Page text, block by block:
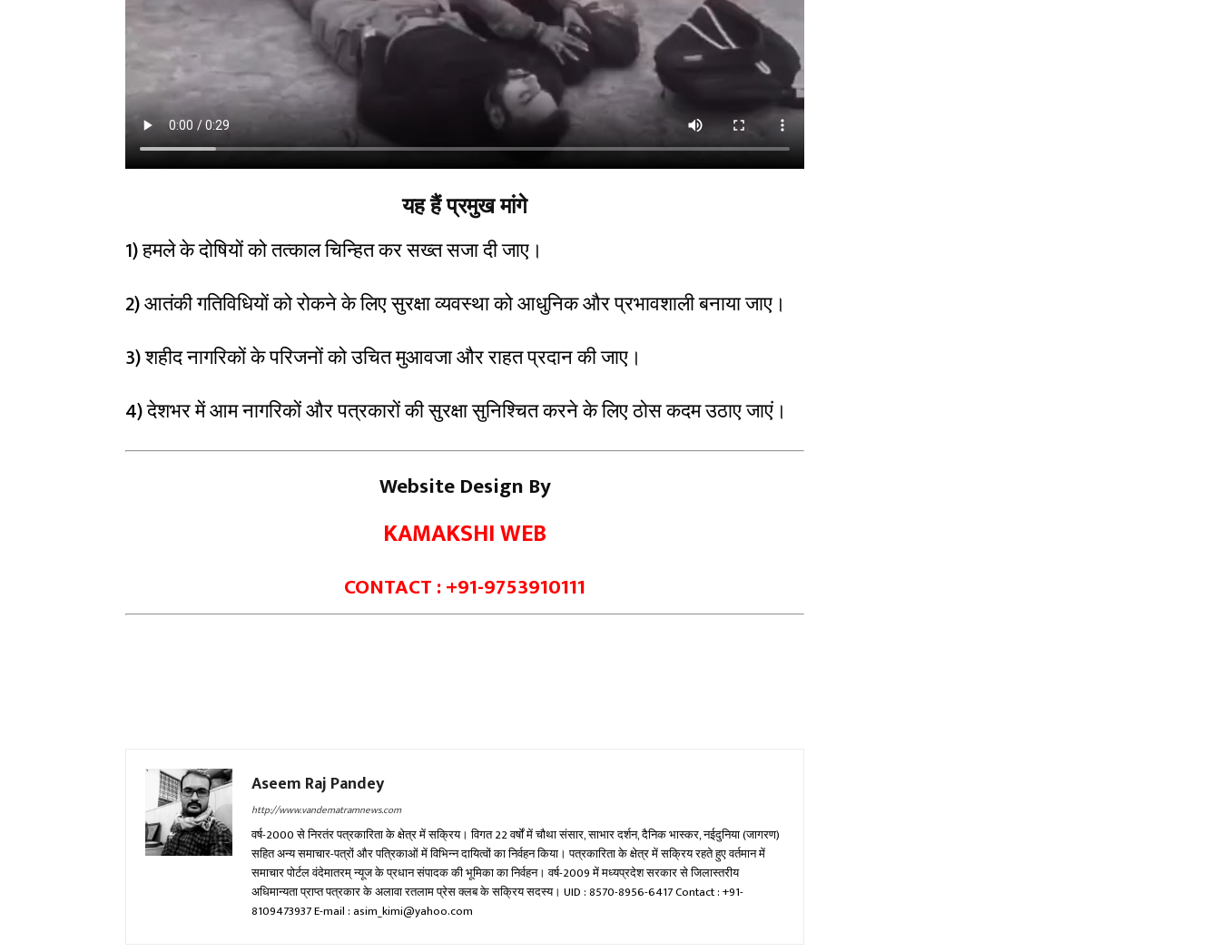
यह हैं प्रमुख मांगे
1) हमले के दोषियों को तत्काल चिन्हित कर सख्त सजा दी जाए।
2) आतंकी गतिविधियों को रोकने के लिए सुरक्षा व्यवस्था को आधुनिक और प्रभावशाली बनाया जाए।
3) शहीद नागरिकों के परिजनों को उचित मुआवजा और राहत प्रदान की जाए।
4) देशभर में आम नागरिकों और पत्रकारों की सुरक्षा सुनिश्चित करने के लिए ठोस कदम उठाए जाएं।
Website Design By
KAMAKSHI WEB
CONTACT : +91-9753910111
Aseem Raj Pandey
http://www.vandematramnews.com
वर्ष-2000 से निरतंर पत्रकारिता के क्षेत्र में सक्रिय। विगत 22 वर्षों में चौथा संसार, साभार दर्शन, दैनिक भास्कर, नईदुनिया (जागरण)
सहित अन्य समाचार-पत्रों और पत्रिकाओं में विभिन्न दायित्वों का निर्वहन किया। पत्रकारिता के क्षेत्र में सक्रिय रहते हुए वर्तमान में
समाचार पोर्टल वंदेमातरम् न्यूज के प्रधान संपादक की भूमिका का निर्वहन। वर्ष-2009 में मध्यप्रदेश सरकार से जिलास्तरीय
अधिमान्यता प्राप्त पत्रकार के अलावा रतलाम प्रेस क्लब के सक्रिय सदस्य। UID : 8570-8956-6417 Contact : +91-
8109473937 E-mail : asim_kimi@yahoo.com